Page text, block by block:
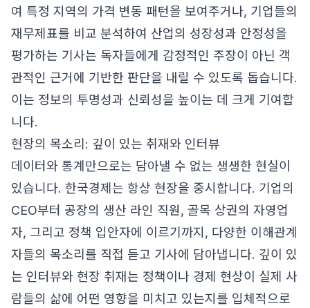
여 특정 지역의 가격 변동 패턴을 보여주거나, 기업들의
재무제표를 비교 분석하여 산업의 성장성과 안정성을
평가하는 기사는 독자들에게 감정적인 주장이 아닌 객
관적인 근거에 기반한 판단을 내릴 수 있도록 돕습니다.
이는 정보의 투명성과 신뢰성을 높이는 데 크게 기여합
니다.
현장의 목소리: 깊이 있는 취재와 인터뷰
데이터와 통계만으로는 담아낼 수 없는 생생한 현실이
있습니다. 한국경제는 항상 현장을 중시합니다. 기업의
CEO부터 공장의 생산 라인 직원, 골목 상권의 자영업
자, 그리고 정책 입안자에 이르기까지, 다양한 이해관계
자들의 목소리를 직접 듣고 기사에 담아냅니다. 깊이 있
는 인터뷰와 현장 취재는 정책이나 경제 현상이 실제 사
람들의 삶에 어떤 영향을 미치고 있는지를 입체적으로